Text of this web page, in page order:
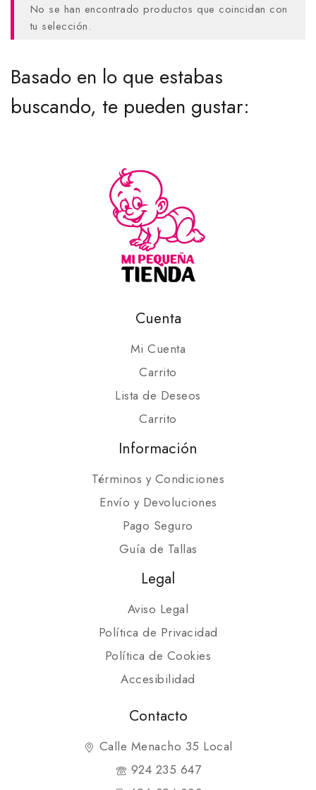
No se han encontrado productos que coincidan con
tu selección.
Basado en lo que estabas
buscando, te pueden gustar:
Cuenta
Mi Cuenta
Carrito
Lista de Deseos
Carrito
Información
Términos y Condiciones
Envío y Devoluciones
Pago Seguro
Guía de Tallas
Legal
Aviso Legal
Política de Privacidad
Política de Cookies
Accesibilidad
Contacto
Calle Menacho 35 Local
924 235 647